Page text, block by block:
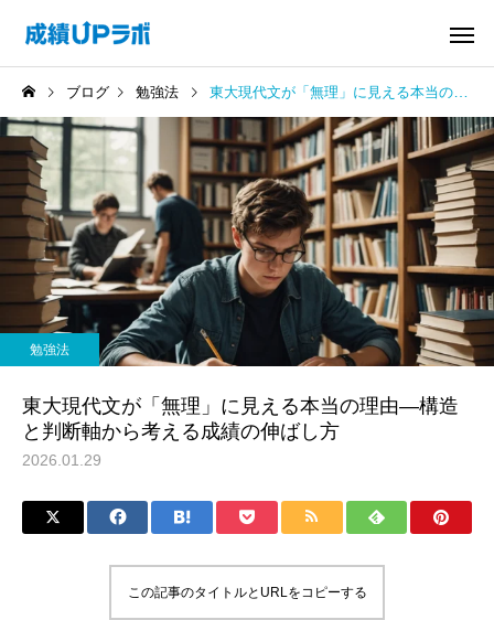
ブログ 勉強法 東大現代文が「無理」に見える本当の理由―構造と判断軸から考える成績の伸ばし方
勉強法
東大現代文が「無理」に見える本当の理由―構造
と判断軸から考える成績の伸ばし方
2026.01.29
この記事のタイトルとURLをコピーする